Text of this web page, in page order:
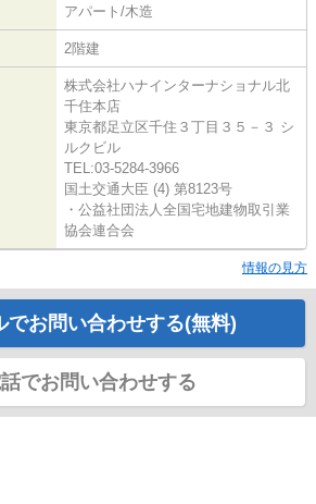
アパート/木造
2階建
株式会社ハナインターナショナル北
千住本店
東京都足立区千住３丁目３５－３ シ
ルクビル
TEL:03-5284-3966
国土交通大臣 (4) 第8123号
・公益社団法人全国宅地建物取引業
協会連合会
情報の見方
でお問い合わせする(無料)
でお問い合わせする